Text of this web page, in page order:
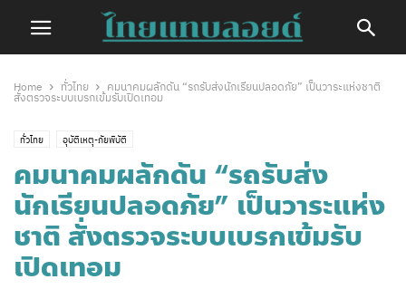
Home ทั่วไทย
คมนาคมผลักดัน “รถรับส่งนักเรียนปลอดภัย” เป็นวาระแห่งชาติ
สั่งตรวจระบบเบรกเข้มรับเปิดเทอม
ทั่วไทย อุบัติเหตุ-ภัยพิบัติ
คมนาคมผลักดัน “รถรับส่ง
นักเรียนปลอดภัย” เป็นวาระแห่ง
ชาติ สั่งตรวจระบบเบรกเข้มรับ
เปิดเทอม